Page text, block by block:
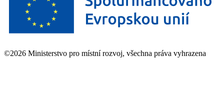
©2026 Ministerstvo pro místní rozvoj, všechna práva vyhrazena